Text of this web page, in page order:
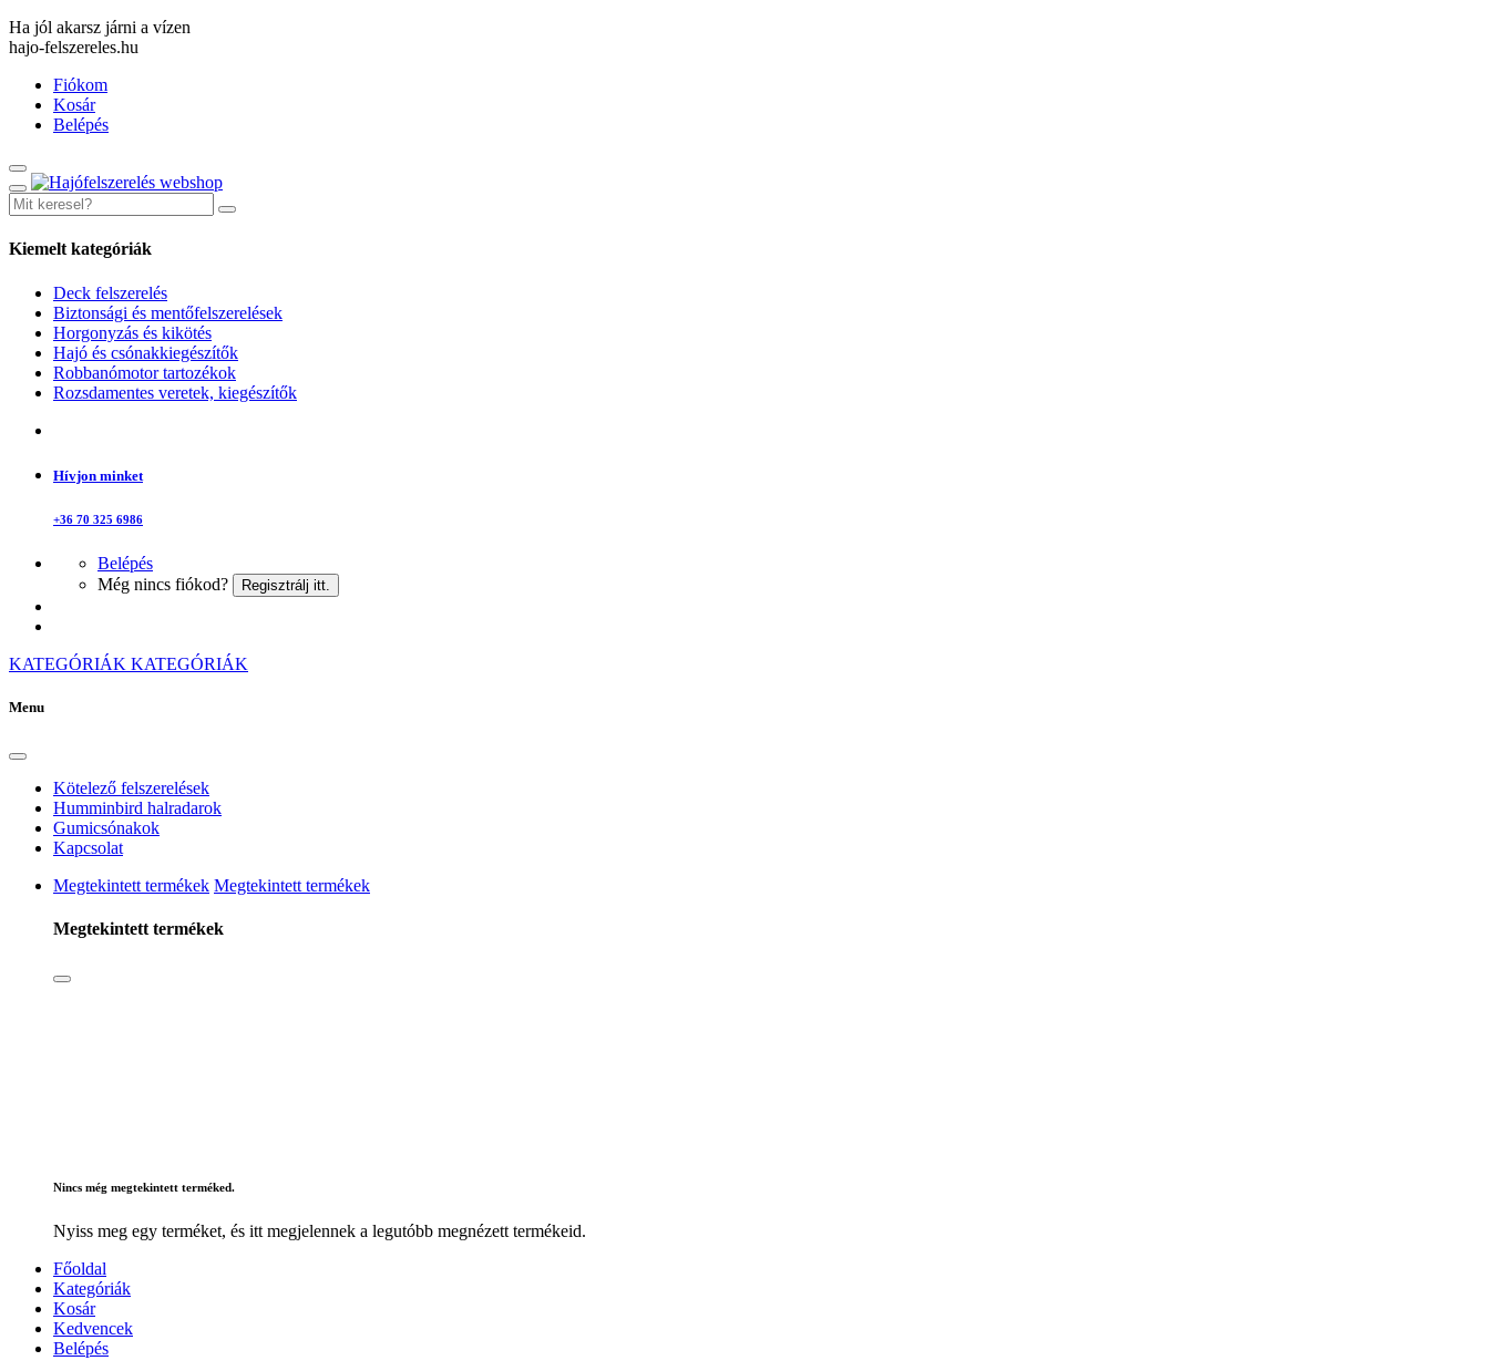
Ha jól akarsz járni a vízen
hajo-felszereles.hu
Fiókom
Kosár
Belépés
Kiemelt kategóriák
Deck felszerelés
Biztonsági és mentőfelszerelések
Horgonyzás és kikötés
Hajó és csónakkiegészítők
Robbanómotor tartozékok
Rozsdamentes veretek, kiegészítők
Hívjon minket
+36 70 325 6986
Belépés
Még nincs fiókod?
Regisztrálj itt.
KATEGÓRIÁK KATEGÓRIÁK
Menu
Kötelező felszerelések
Humminbird halradarok
Gumicsónakok
Kapcsolat
Megtekintett termékek Megtekintett termékek
Megtekintett termékek
Nincs még megtekintett terméked.
Nyiss meg egy terméket, és itt megjelennek a legutóbb megnézett termékeid.
Főoldal
Kategóriák
Kosár
Kedvencek
Belépés